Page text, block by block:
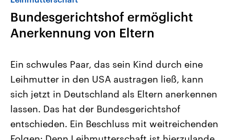
Landtagswahl Sachsen-Anhalt
2026
Alle Informationen
Sachsen-Anhalt wählt am 6.
September 2026 einen neuen
Landtag. Seit 2021 wird das
Bundesland von einer Koalition aus
USA
Aktuelle Beiträge,
Hintergründe
Wirtschaftlich und
gehören die Vereinigten
den mächtigsten Ländern
mit großem Einfluss auf
Bundesgerichtshof ermöglicht
Anerkennung von Eltern
Ein schwules Paar, das sein Kind durch eine
Leihmutter in den USA austragen ließ, kann
sich jetzt in Deutschland als Eltern anerkennen
lassen. Das hat der Bundesgerichtshof
entschieden. Ein Beschluss mit weitreichenden